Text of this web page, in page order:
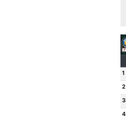
1
2
3
4